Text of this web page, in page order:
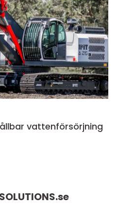
vattenförsörjning
se